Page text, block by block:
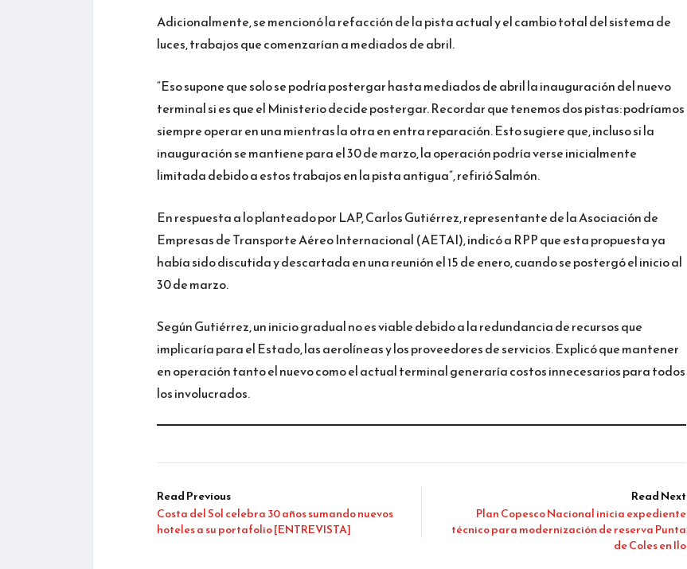
Adicionalmente, se mencionó la refacción de la pista actual y el cambio total del sistema de
luces, trabajos que comenzarían a mediados de abril.
“Eso supone que solo se podría postergar hasta mediados de abril la inauguración del nuevo
terminal si es que el Ministerio decide postergar. Recordar que tenemos dos pistas: podríamos
siempre operar en una mientras la otra en entra reparación. Esto sugiere que, incluso si la
inauguración se mantiene para el 30 de marzo, la operación podría verse inicialmente
limitada debido a estos trabajos en la pista antigua”, refirió Salmón.
En respuesta a lo planteado por LAP, Carlos Gutiérrez, representante de la Asociación de
Empresas de Transporte Aéreo Internacional (AETAI), indicó a RPP que esta propuesta ya
había sido discutida y descartada en una reunión el 15 de enero, cuando se postergó el inicio al
30 de marzo.
Según Gutiérrez, un inicio gradual no es viable debido a la redundancia de recursos que
implicaría para el Estado, las aerolíneas y los proveedores de servicios. Explicó que mantener
en operación tanto el nuevo como el actual terminal generaría costos innecesarios para todos
los involucrados.
Read Previous
Costa del Sol celebra 30 años sumando nuevos
hoteles a su portafolio [ENTREVISTA]
Read Next
Plan Copesco Nacional inicia expediente
técnico para modernización de reserva Punta
de Coles en Ilo